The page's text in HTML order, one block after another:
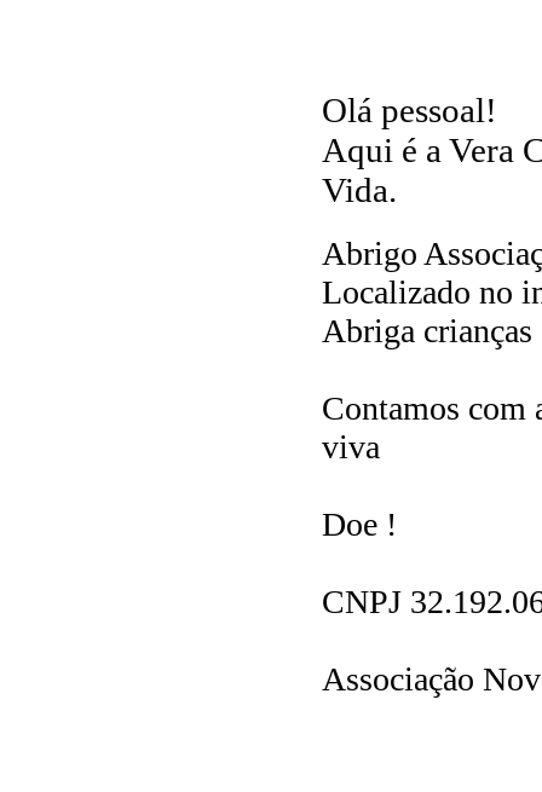
Olá pessoal!
Aqui é a Vera
Vida.
Abrigo
Localizado no
Abriga
Contamos com
viva
Doe !
CNPJ
Associação